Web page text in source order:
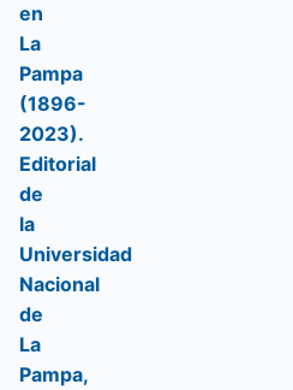
en
La
Pampa
(1896-
2023).
Editorial
de
la
Universidad
Nacional
de
La
Pampa,